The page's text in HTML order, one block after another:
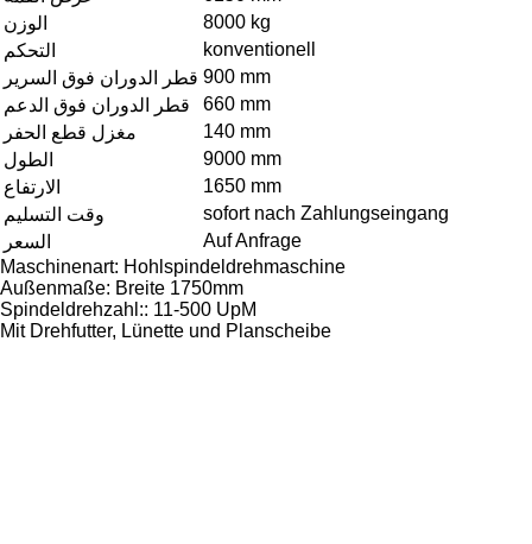
الوزن
8000 kg
التحكم
konventionell
قطر الدوران فوق السرير 900 mm
قطر الدوران فوق الدعم
660 mm
مغزل قطع الحفر
140 mm
الطول
9000 mm
الارتفاع
1650 mm
وقت التسليم
sofort nach Zahlungseingang
السعر
Auf Anfrage
Maschinenart: Hohlspindeldrehmaschine
Außenmaße: Breite 1750mm
Spindeldrehzahl:: 11-500 UpM
Mit Drehfutter, Lünette und Planscheibe